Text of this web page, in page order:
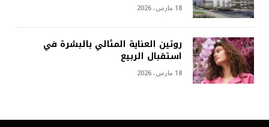
18 مارس، 2026
روتين العناية المثالي بالبشرة في
استقبال الربيع
18 مارس، 2026